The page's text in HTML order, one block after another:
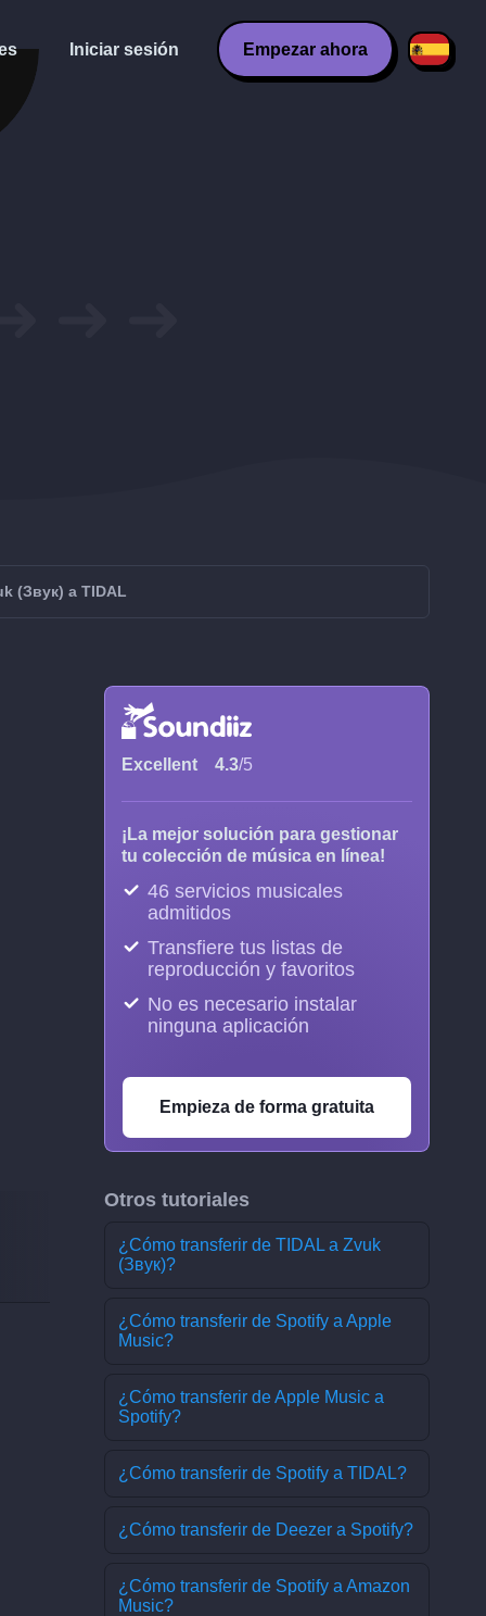
Iniciar sesión Empezar ahora
(Звук) a TIDAL
Excellent 4.3/5
¡La mejor solución para gestionar
tu colección de música en línea!
46 servicios musicales
admitidos
Transfiere tus listas de
reproducción y favoritos
No es necesario instalar
ninguna aplicación
Empieza de forma gratuita
Otros tutoriales
¿Cómo transferir de TIDAL a Zvuk
(Звук)?
¿Cómo transferir de Spotify a Apple
Music?
¿Cómo transferir de Apple Music a
Spotify?
¿Cómo transferir de Spotify a TIDAL?
¿Cómo transferir de Deezer a Spotify?
¿Cómo transferir de Spotify a Amazon
Music?